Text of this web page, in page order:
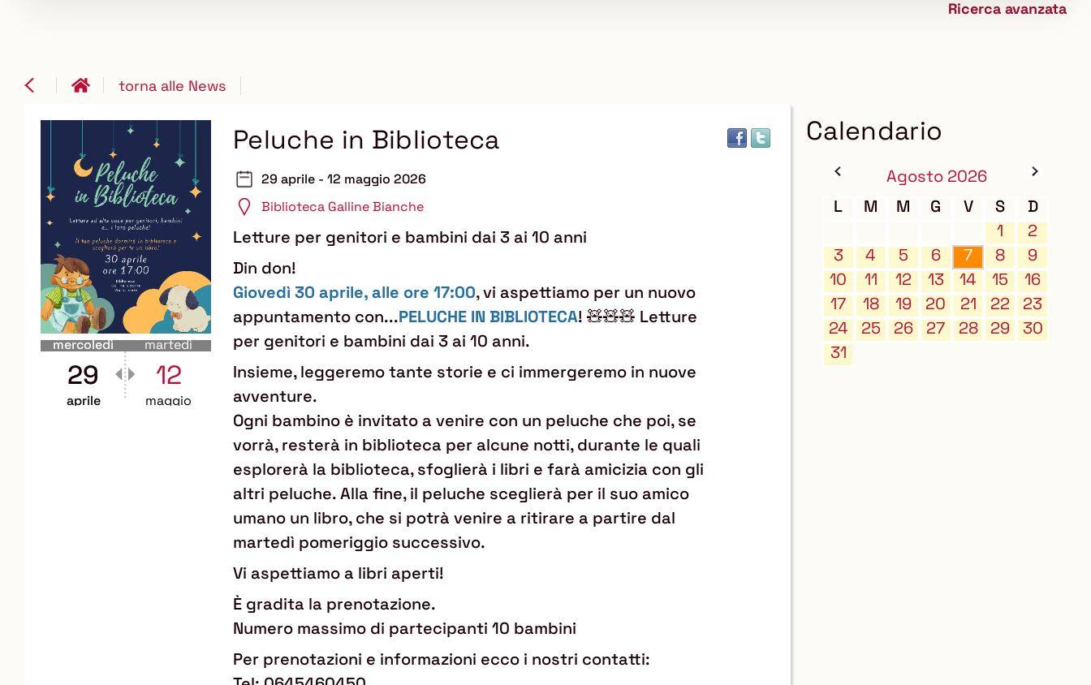
Ricerca avanzata
torna alle News
mercoledì
29
aprile
martedì
12
maggio
Peluche in Biblioteca
29 aprile - 12 maggio 2026
Biblioteca Galline Bianche
Letture per genitori e bambini dai 3 ai 10 anni
Din don!
Giovedì 30 aprile, alle ore 17:00, vi aspettiamo per un nuovo
appuntamento con...PELUCHE IN BIBLIOTECA! 🧸🧸🧸 Letture
per genitori e bambini dai 3 ai 10 anni.
Insieme, leggeremo tante storie e ci immergeremo in nuove
avventure.
Ogni bambino è invitato a venire con un peluche che poi, se
vorrà, resterà in biblioteca per alcune notti, durante le quali
esplorerà la biblioteca, sfoglierà i libri e farà amicizia con gli
altri peluche. Alla fine, il peluche sceglierà per il suo amico
umano un libro, che si potrà venire a ritirare a partire dal
martedì pomeriggio successivo.
Vi aspettiamo a libri aperti!
È gradita la prenotazione.
Numero massimo di partecipanti 10 bambini
Per prenotazioni e informazioni ecco i nostri contatti:
Calendario
Agosto 2026
L
M M G V S
D
1
2
3
4 5 6 7 8
9
10
11 12 13 14 15
16
17
18 19 20 21 22
23
24
25 26 27 28 29
30
31